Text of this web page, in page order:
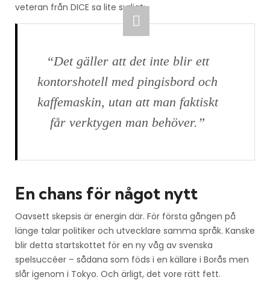
veteran från DICE sa lite syrligt:
“Det gäller att det inte blir ett
kontorshotell med pingisbord och
kaffemaskin, utan att man faktiskt
får verktygen man behöver.”
En chans för något nytt
Oavsett skepsis är energin där. För första gången på
länge talar politiker och utvecklare samma språk. Kanske
blir detta startskottet för en ny våg av svenska
spelsuccéer – sådana som föds i en källare i Borås men
slår igenom i Tokyo. Och ärligt, det vore rätt fett.